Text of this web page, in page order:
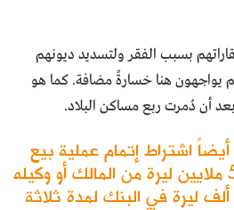
بسبب الفقر ولتسديد ديونهم
يواجهون هنا خسارةً مضافة. كما هو
أن دُمرت ربع مساكن البلاد.
اشتراط إتمام عملية بيع
العقار السكني بإيداع 5 ملايين ليرة من المالك أو وكيله
أو خلفه، وتجميد 500 ألف ليرة في البنك لمدة ثلاثة